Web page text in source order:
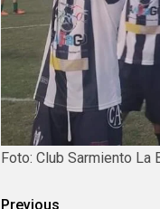
Foto: Club Sarmiento La
Previous